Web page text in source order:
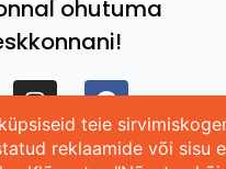
ohutuma